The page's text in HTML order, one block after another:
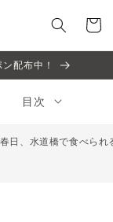
ー
配布中！
目次
日、水道橋で食べら